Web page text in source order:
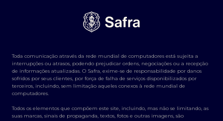
Toda comunicação através da rede mundial de computadores está sujeita a
interrupções ou atrasos, podendo prejudicar ordens, negociações ou a recepção
de informações atualizadas. O Safra, exime-se de responsabilidade por danos
sofridos por seus clientes, por força de falha de serviços disponibilizados por
terceiros, incluindo, sem limitação aqueles conexos à rede mundial de
computadores.
Todos os elementos que compõem este site, incluindo, mas não se limitando, as
suas marcas, sinais de propaganda, textos, fotos e outras imagens, são